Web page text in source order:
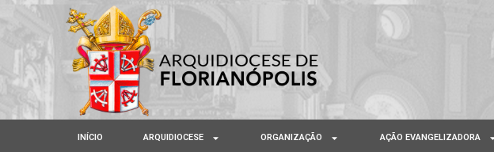
INÍCIO ARQUIDIOCESE ORGANIZAÇÃO AÇÃO EVANGELIZADORA